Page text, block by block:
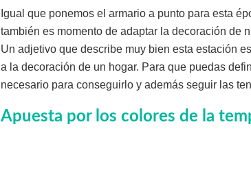
Igual que ponemos el armario a punto para esta
también es momento de adaptar la decoración de
Un adjetivo que describe muy bien esta estación
a la decoración de un hogar. Para que puedas
necesario para conseguirlo y además seguir las
Apuesta por los colores de la